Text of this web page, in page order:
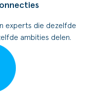
experts die dezelfde
ambities delen.